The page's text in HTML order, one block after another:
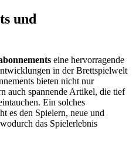
und
eine hervorragende
in der Brettspielwelt
bieten nicht nur
auch spannende Artikel, die tief
Ein solches
es den Spielern, neue und
das Spielerlebnis